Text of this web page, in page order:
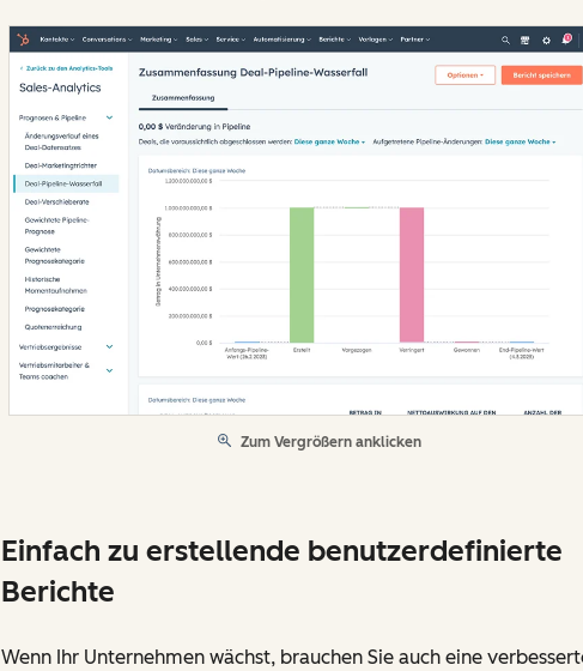
Zum Vergrößern anklicken
Einfach zu erstellende benutzerdefinierte
Berichte
Wenn Ihr Unternehmen wächst, brauchen Sie auch eine